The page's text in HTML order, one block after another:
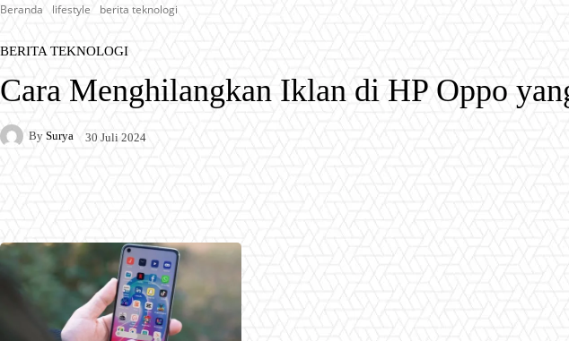
Beranda lifestyle berita teknologi
BERITA TEKNOLOGI
Cara Menghilangkan Iklan di HP Oppo
By Surya 30 Juli 2024